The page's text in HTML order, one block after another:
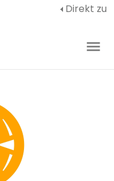
Direkt zu